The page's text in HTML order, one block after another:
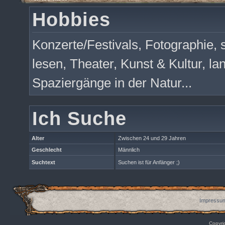
Hobbies
Konzerte/Festivals, Fotographie,
lesen, Theater, Kunst & Kultur,
Spaziergänge in der Natur...
Ich Suche
Alter
Zwischen 24 und 29 Jahren
Geschlecht
Männlich
Suchtext Suchen ist für Anfänger ;)